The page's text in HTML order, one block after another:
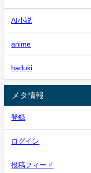
AI小説
anime
haduki
メタ情報
登録
ログイン
投稿フィード